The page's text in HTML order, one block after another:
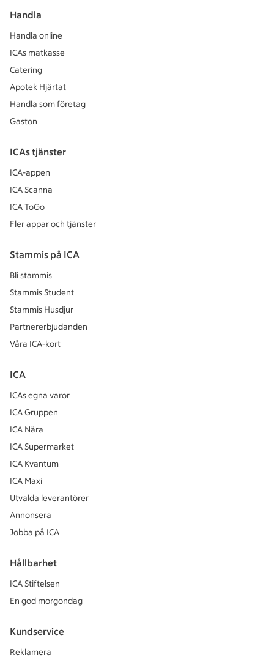
Handla
Handla online
ICAs matkasse
Catering
Apotek Hjärtat
Handla som företag
Gaston
ICAs tjänster
ICA-appen
ICA Scanna
ICA ToGo
Fler appar och tjänster
Stammis på ICA
Bli stammis
Stammis Student
Stammis Husdjur
Partnererbjudanden
Våra ICA-kort
ICA
ICAs egna varor
ICA Gruppen
ICA Nära
ICA Supermarket
ICA Kvantum
ICA Maxi
Utvalda leverantörer
Annonsera
Jobba på ICA
Hållbarhet
ICA Stiftelsen
En god morgondag
Kundservice
Reklamera